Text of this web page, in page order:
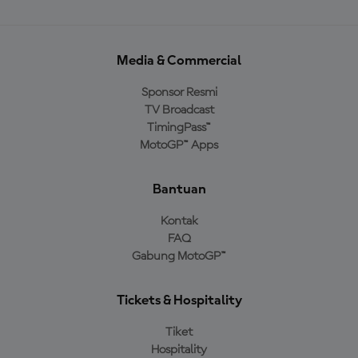
Media & Commercial
Sponsor Resmi
TV Broadcast
TimingPass™
MotoGP™ Apps
Bantuan
Kontak
FAQ
Gabung MotoGP™
Tickets & Hospitality
Tiket
Hospitality